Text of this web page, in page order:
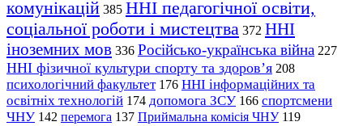
комунікацій 385 ННІ педагогічної освіти,
соціальної роботи і мистецтва 372 ННІ
іноземних мов 336 Російсько-українська війна 227
ННІ фізичної культури спорту та здоров’я 208
психологічний факультет 176 ННІ інформаційних та
освітніх технологій 174 допомога ЗСУ 166 спортсмени
ЧНУ 142 перемога 137 Приймальна комісія ЧНУ 119